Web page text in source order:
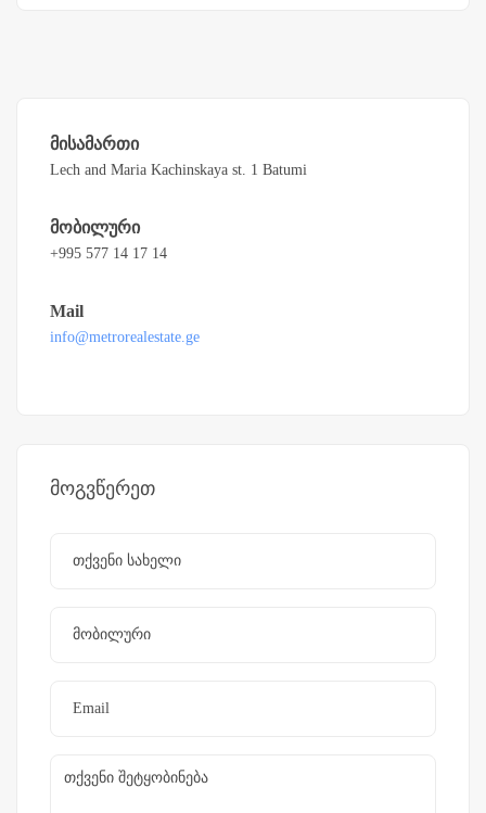
მისამართი
Lech and Maria Kachinskaya st. 1 Batumi
მობილური
+995 577 14 17 14
Mail
info@metrorealestate.ge
მოგვწერეთ